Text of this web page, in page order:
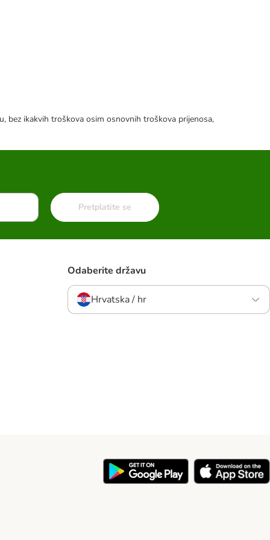
bez ikakvih troškova osim osnovnih troškova prijenosa,
Pretplatite se
Odaberite državu
Hrvatska / hr